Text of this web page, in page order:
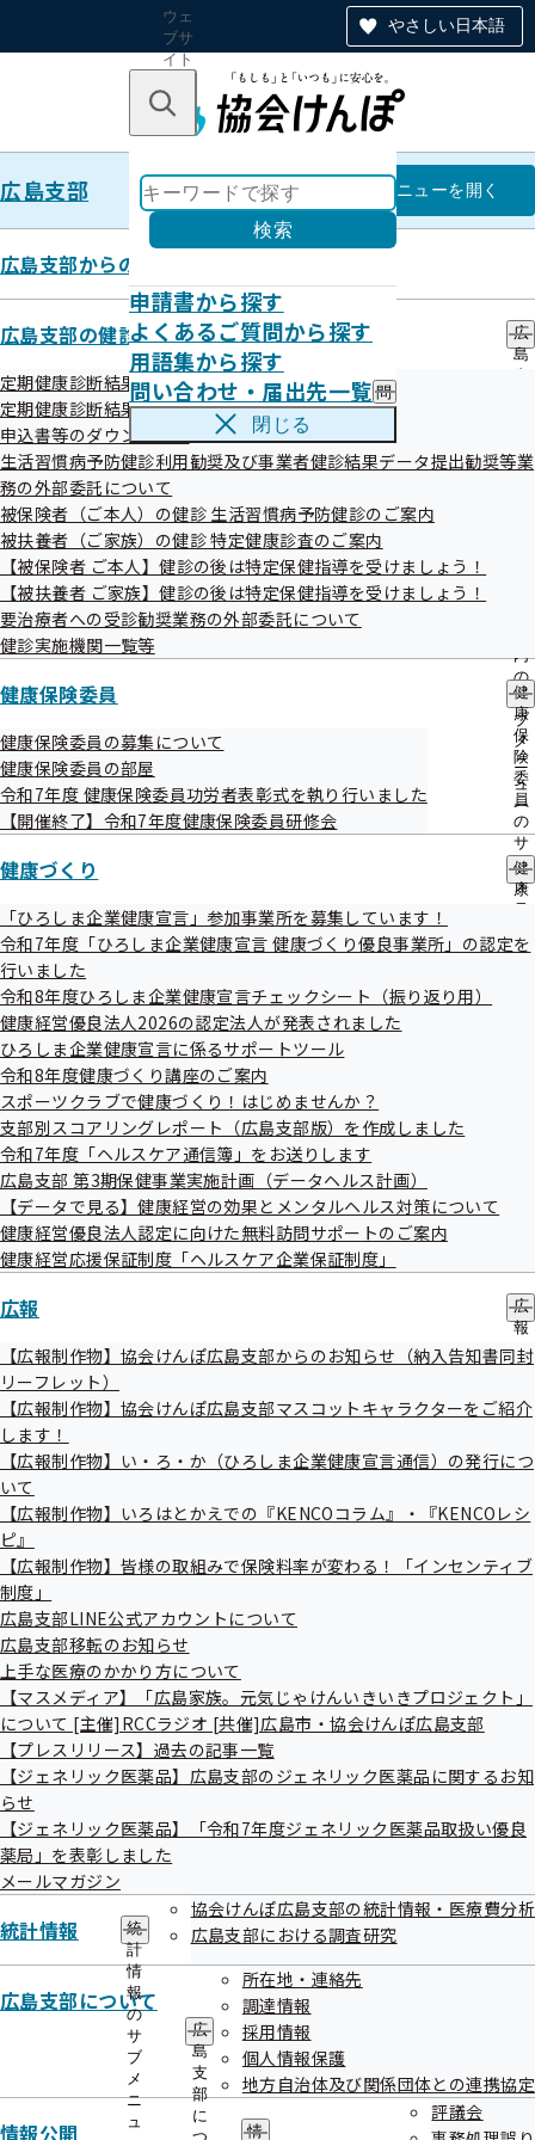
やさしい日本語
ウェ
ブサ
イト
のナ
ン
キーワードで探す
検索
申請書から探す
よくあるご質問から探す
用語集から探す
問い合わせ・届出先一覧 問
い
わ
届
出
先
一
覧
閉じる
広島支部 広島支部
メニューを開く
広島支部からのお知らせ
広島支部の健診・保健指導のご案内
広
島
診
内
の
サ
ブ
メ
ニ
ュ
ー
定期健康診断結果データ提供について
定期健康診断結果データの紙媒体での提出について
申込書等のダウンロード
生活習慣病予防健診利用勧奨及び事業者健診結果データ提出勧奨等業
務の外部委託について
被保険者（ご本人）の健診 生活習慣病予防健診のご案内
被扶養者（ご家族）の健診 特定健康診査のご案内
【被保険者 ご本人】健診の後は特定保健指導を受けましょう！
【被扶養者 ご家族】健診の後は特定保健指導を受けましょう！
要治療者への受診勧奨業務の外部委託について
健診実施機関一覧等
健康保険委員
健
康
保
険
委
員
の
サ
ブ
メ
ニ
ー
健康保険委員の募集について
健康保険委員の部屋
令和7年度 健康保険委員功労者表彰式を執り行いました
【開催終了】令和7年度健康保険委員研修会
健康づくり
健
康
り
「ひろしま企業健康宣言」参加事業所を募集しています！
令和7年度「ひろしま企業健康宣言 健康づくり優良事業所」の認定を
行いました
令和8年度ひろしま企業健康宣言チェックシート（振り返り用）
健康経営優良法人2026の認定法人が発表されました
ひろしま企業健康宣言に係るサポートツール
令和8年度健康づくり講座のご案内
スポーツクラブで健康づくり！はじめませんか？
支部別スコアリングレポート（広島支部版）を作成しました
令和7年度「ヘルスケア通信簿」をお送りします
広島支部 第3期保健事業実施計画（データヘルス計画）
【データで見る】健康経営の効果とメンタルヘルス対策について
健康経営優良法人認定に向けた無料訪問サポートのご案内
健康経営応援保証制度「ヘルスケア企業保証制度」
広報
広
報
の
サ
メ
ュ
【広報制作物】協会けんぽ広島支部からのお知らせ（納入告知書同封
リーフレット）
【広報制作物】協会けんぽ広島支部マスコットキャラクターをご紹介
します！
【広報制作物】い・ろ・か（ひろしま企業健康宣言通信）の発行につ
いて
【広報制作物】いろはとかえでの『KENCOコラム』・『KENCOレシ
ピ』
【広報制作物】皆様の取組みで保険料率が変わる！「インセンティブ
制度」
広島支部LINE公式アカウントについて
広島支部移転のお知らせ
上手な医療のかかり方について
【マスメディア】「広島家族。元気じゃけんいきいきプロジェクト」
について [主催]RCCラジオ [共催]広島市・協会けんぽ広島支部
【プレスリリース】過去の記事一覧
【ジェネリック医薬品】広島支部のジェネリック医薬品に関するお知
らせ
【ジェネリック医薬品】「令和7年度ジェネリック医薬品取扱い優良
薬局」を表彰しました
メールマガジン
統計情報
統
計
情
報
の
サ
ブ
メ
ニ
ュ
協会けんぽ広島支部の統計情報・医療費分析
広島支部における調査研究
広島支部について
広
島
支
部
に
所在地・連絡先
調達情報
採用情報
個人情報保護
地方自治体及び関係団体との連携協定
情報公開 情
評議会
契約締結状況の公表について
令和08年07月23日
調達に関する契約状況を掲載いたします。詳しくは、以下の
資料でご確認ください。
資料
令和8年度 一般競争入札
令和8年度 随意契約
令和7年度 一般競争入札
令和7年度 随意契約
令和6年度 一般競争入札
令和6年度 随意契約
調達情報
協会けんぽTOP都道府県支部広島支部広島支部について調達情報
契約締結状況の公表について
連絡先・アクセス
本部所在地 都道府県支部所在地
ご案内
給付と手続き
協会けんぽについて
情報公開 お知らせ
採用 よくあるご質問
リンクこのWEBサイトについてアクセシビリティポリシー